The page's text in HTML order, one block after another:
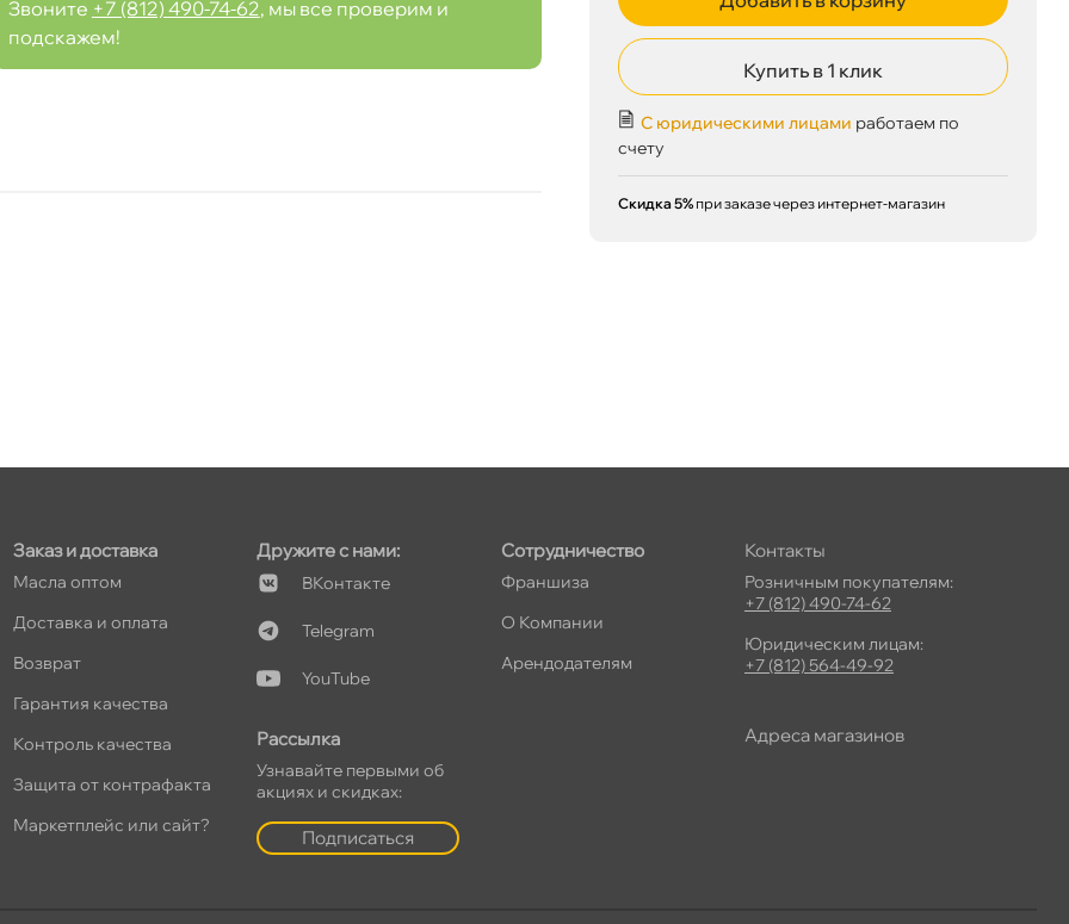
Звоните +7 (812) 490-74-62, мы все проверим и
подскажем!
Купить в 1 клик
С юридическими лицами работаем по
счету
Скидка 5% при заказе через интернет-магазин
Сегодня, 07.08
Заказ и доставка
Масла оптом
Доставка и оплата
озврат
Гарантия качества
Контроль качества
Защита от контрафакта
Маркетплейс или сайт?
Дружите с нами:
Контакте
Telegram
YouTube
Рассылка
Узнавайте первыми о
акциях и скидках:
Подписаться
Сотрудничество
Франшиза
О Компании
Арендодателям
Контакты
Розничным покупателям:
+7 (812) 490-74-62
Юридическим лицам:
+7 (812) 564-49-92
Адреса магазино